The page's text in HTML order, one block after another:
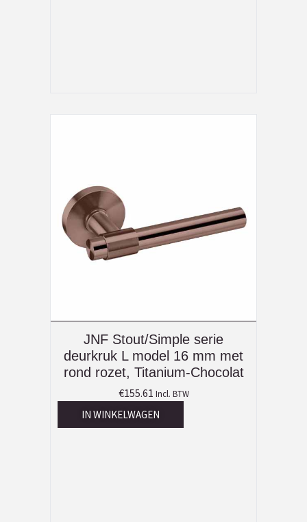
JNF Stout/Simple serie
deurkruk L model 16 mm met
rond rozet, Titanium-Chocolat
€155.61 Incl. BTW
IN WINKELWAGEN